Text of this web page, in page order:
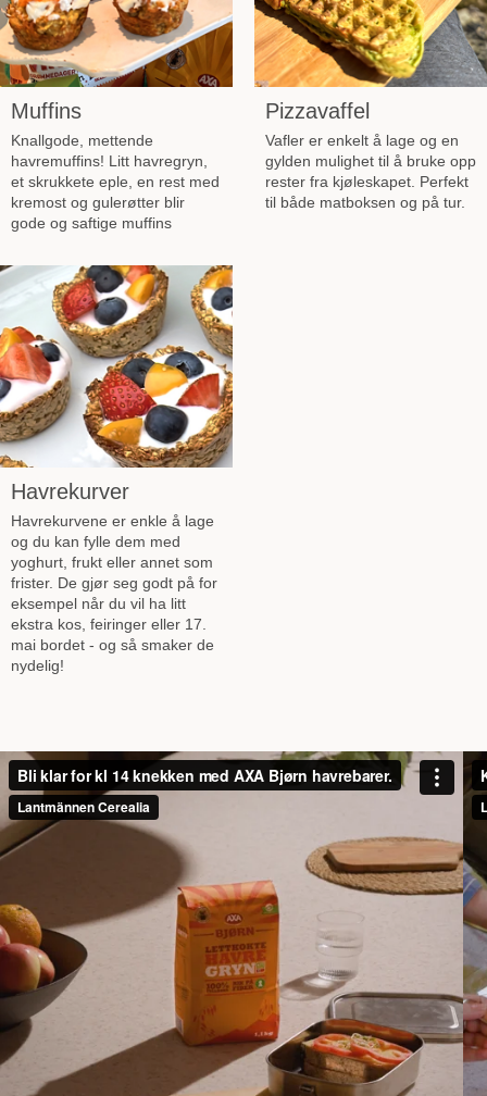
Muffins
Knallgode, mettende
havremuffins! Litt havregryn,
et skrukkete eple, en rest med
kremost og gulerøtter blir
gode og saftige muffins
Pizzavaffel
Vafler er enkelt å lage og en
gylden mulighet til å bruke opp
rester fra kjøleskapet. Perfekt
til både matboksen og på tur.
Havrekurver
Havrekurvene er enkle å lage
og du kan fylle dem med
yoghurt, frukt eller annet som
frister. De gjør seg godt på for
eksempel når du vil ha litt
ekstra kos, feiringer eller 17.
mai bordet - og så smaker de
nydelig!